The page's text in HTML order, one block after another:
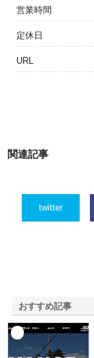
営業時間
定休日
URL
関連記事
twitter
おすすめ記事